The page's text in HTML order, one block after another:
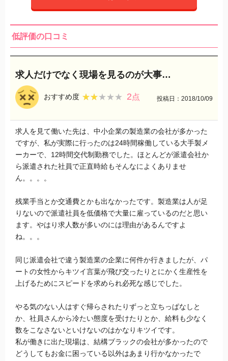
低評価の口コミ
求人だけでなく現場を見るのが大事…
おすすめ度 ★★★★★
★★★★★ 2点 投稿日：2018/10/09
求人を見て働いた先は、中小企業の製造業の会社が多かった
ですが、私が実際に行ったのは24時間稼働している大手製メ
ーカーで、12時間交代制勤務でした。ほとんどが派遣会社か
ら派遣された社員で正直時給もそんなによくありませ
ん。。。。
残業手当とか交通費とかも出なかったです。製造業は人が足
りないので派遣社員を低価格で大量に雇っているのだと思い
ます。やはり求人数が多いのには理由があるんですよ
ね。。。
同じ派遣会社で違う製造業の企業に何件か行きましたが、パ
ートの女性からキツイ言葉が飛び交ったりとにかく生産性を
上げるためにスピードを求められ必死な感じでした。
やる気のない人はすぐ帰らされたりずっと立ちっぱなしと
か、社員さんから冷たい態度を受けたりとか、給料も少なく
数をこなさないといけないのはかなりキツイです。
私が働きに出た現場は、結構ブラックの会社が多かったので
どうしてもお金に困っている以外はあまり行かなかったで